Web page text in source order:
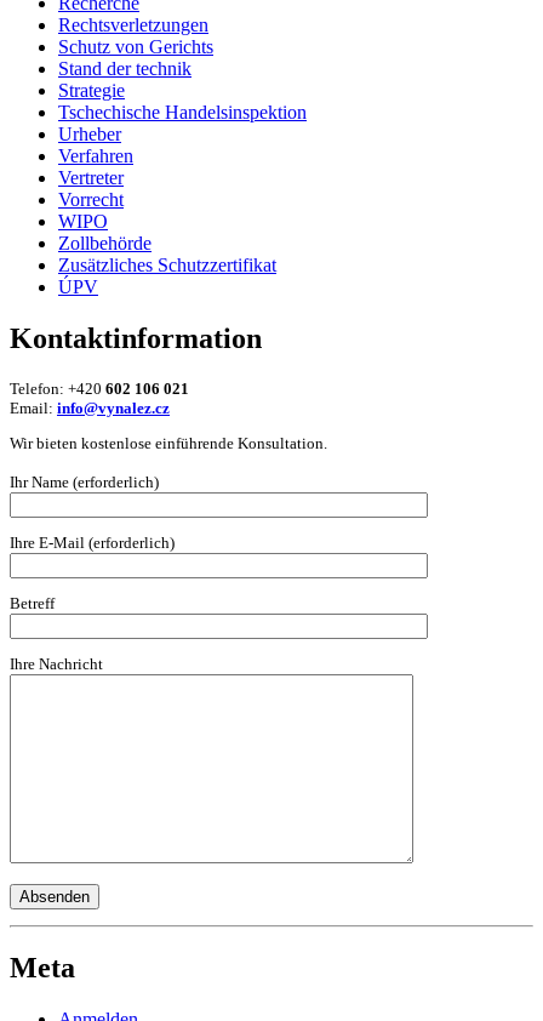
Rechtsverletzungen
Schutz von Gerichts
Stand der technik
Strategie
Tschechische Handelsinspektion
Urheber
Verfahren
Vertreter
Vorrecht
WIPO
Zollbehörde
Zusätzliches Schutzzertifikat
ÚPV
Kontaktinformation
Telefon: +420 602 106 021
Email: info@vynalez.cz
Wir bieten kostenlose einführende Konsultation.
Ihr Name (erforderlich)
Ihre E-Mail (erforderlich)
Betreff
Ihre Nachricht
Meta